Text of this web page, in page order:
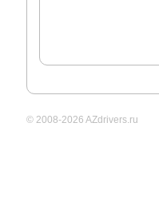
© 2008-2026 AZdrivers.ru